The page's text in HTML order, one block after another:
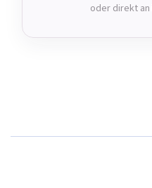
oder direkt an